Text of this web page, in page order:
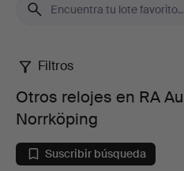
Otros
relojes
en
Filtros
Otros relojes en RA
Norrköping
Suscribir búsqueda